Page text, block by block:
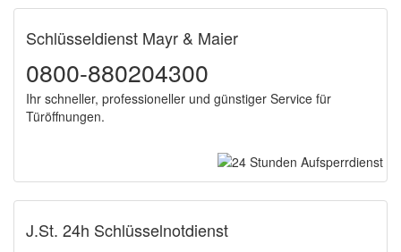
Schlüsseldienst Mayr & Maier
0800-880204300
Ihr schneller, professioneller und günstiger Service für
Türöffnungen.
J.St. 24h Schlüsselnotdienst